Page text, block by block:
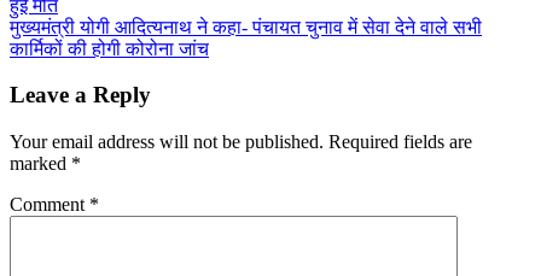
navigation
हुई मौत
मुख्यमंत्री योगी आदित्यनाथ ने कहा- पंचायत चुनाव में सेवा देने वाले सभी
कार्मिकों की होगी कोरोना जांच
Leave a Reply
Your email address will not be published. Required fields are
marked *
Comment *